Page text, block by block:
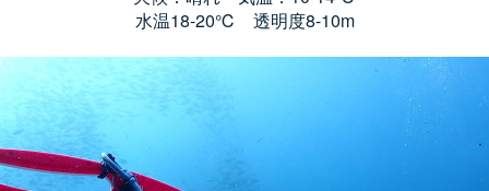
水温18-20℃ 透明度8-10m